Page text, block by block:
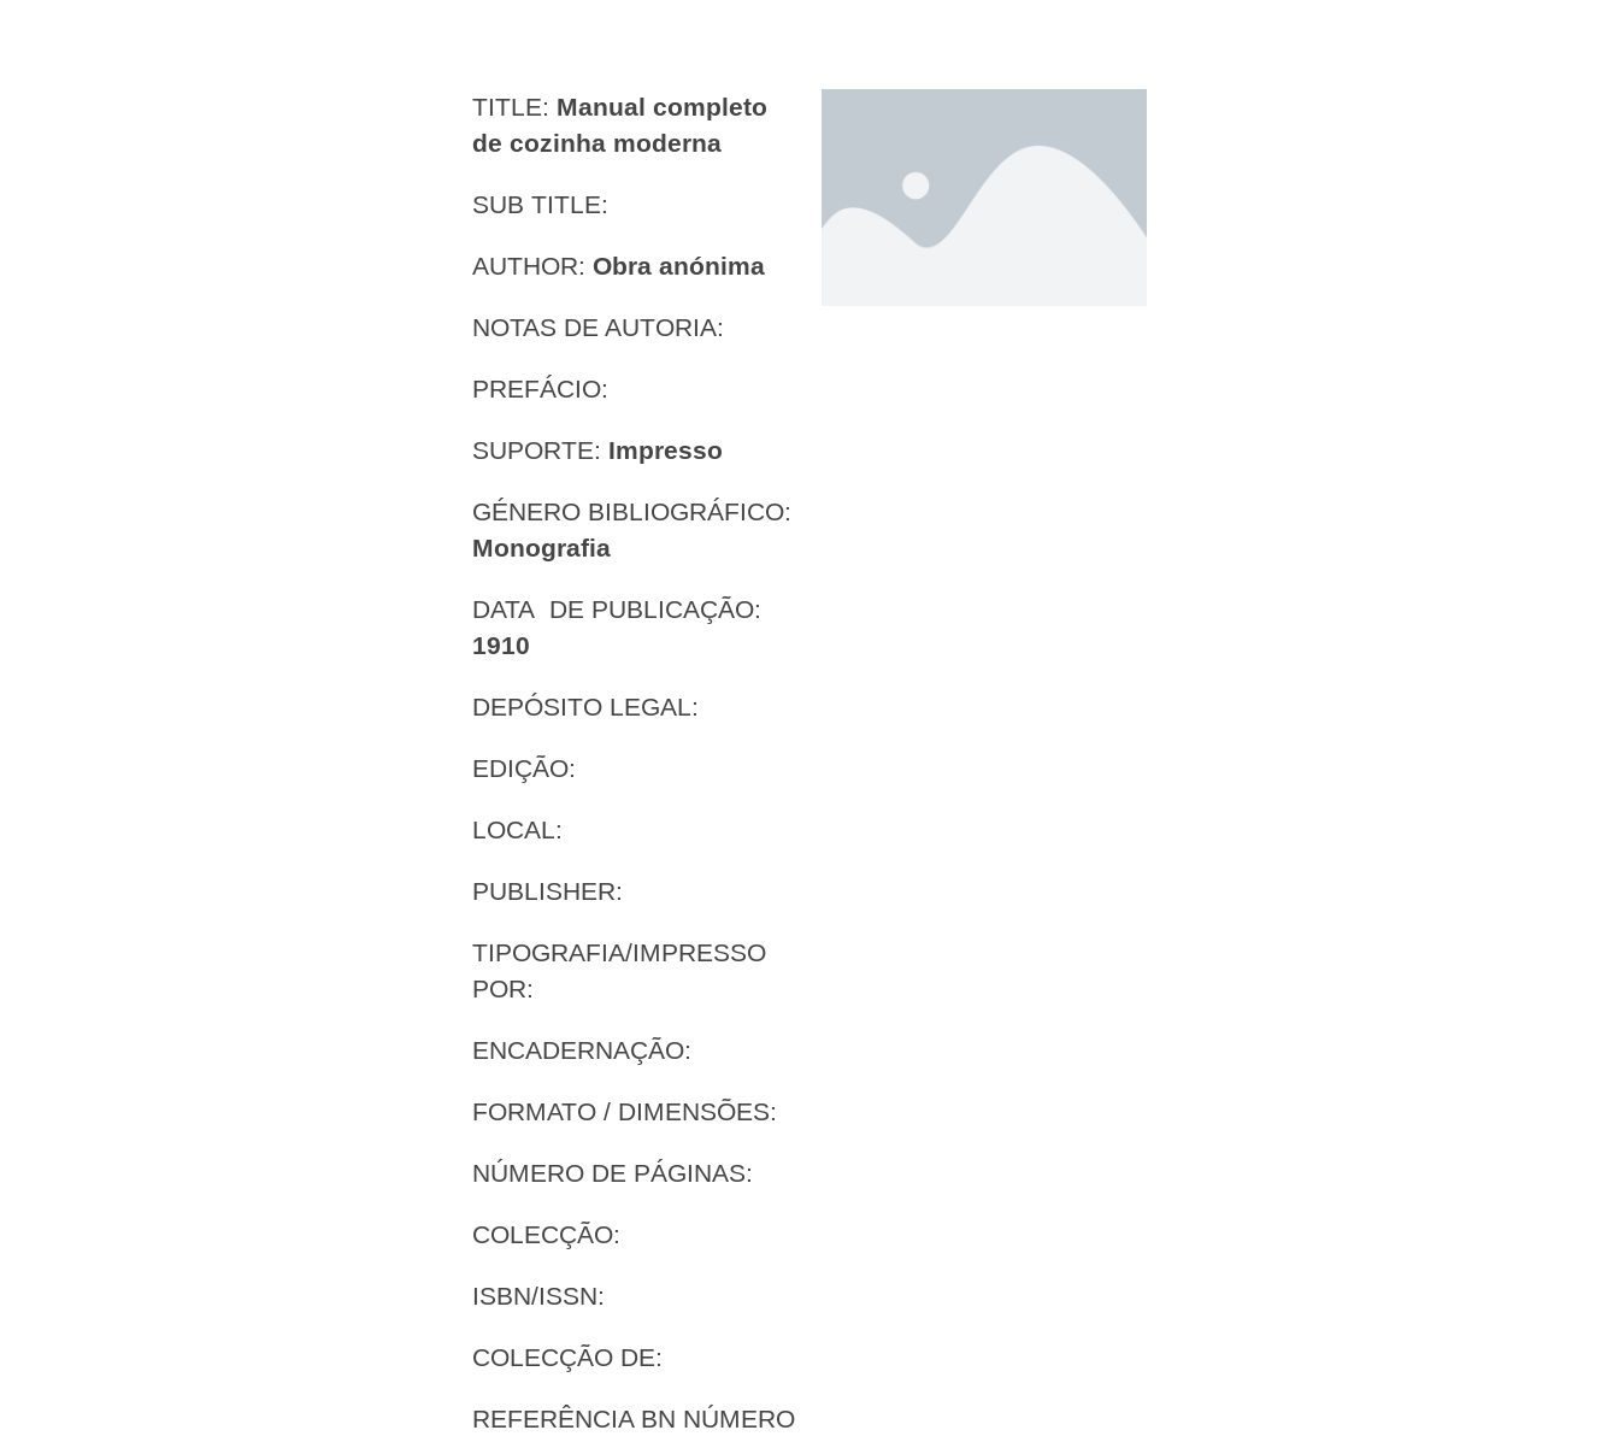
TITLE: Manual completo
de cozinha moderna
SUB TITLE:
AUTHOR: Obra anónima
NOTAS DE AUTORIA:
PREFÁCIO:
SUPORTE: Impresso
GÉNERO BIBLIOGRÁFICO:
Monografia
DATA DE PUBLICAÇÃO:
1910
DEPÓSITO LEGAL:
EDIÇÃO:
LOCAL:
PUBLISHER:
TIPOGRAFIA/IMPRESSO
POR:
ENCADERNAÇÃO:
FORMATO / DIMENSÕES:
NÚMERO DE PÁGINAS:
COLECÇÃO:
ISBN/ISSN:
COLECÇÃO DE:
REFERÊNCIA BN NÚMERO